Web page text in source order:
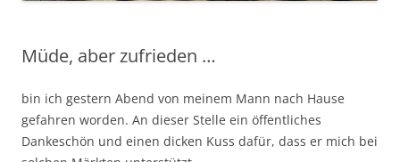
Müde, aber zufrieden …
bin ich gestern Abend von meinem Mann nach Hause
gefahren worden. An dieser Stelle ein öffentliches
Dankeschön und einen dicken Kuss dafür, dass er mich bei